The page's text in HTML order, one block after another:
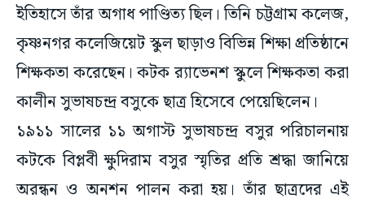
ইতিহাসে তাঁর অগাধ পাণ্ডিত্য ছিল। তিনি চট্টগ্রাম কলেজ,
কৃষ্ণনগর কলেজিয়েট স্কুল ছাড়াও বিভিন্ন শিক্ষা প্রতিষ্ঠানে
শিক্ষকতা করেছেন। কটক র‍্যাভেনশ স্কুলে শিক্ষকতা করা
কালীন সুভাষচন্দ্র বসুকে ছাত্র হিসেবে পেয়েছিলেন।
১৯১১ সালের ১১ অগাস্ট সুভাষচন্দ্র বসুর পরিচালনায়
কটকে বিপ্লবী ক্ষুদিরাম বসুর স্মৃতির প্রতি শ্রদ্ধা জানিয়ে
অরন্ধন ও অনশন পালন করা হয়। তাঁর ছাত্রদের এই